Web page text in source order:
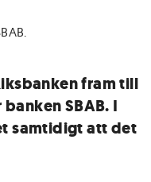
.
fram till
SBAB. I
samtidigt att det